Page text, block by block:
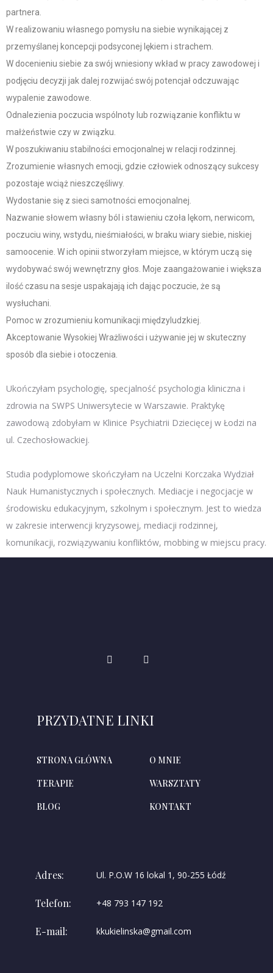
partnera.
W realizowaniu własnego pomysłu na siebie wynikającej z
przemyślanej koncepcji podsyconej lękiem i strachem.
W docenieniu siebie za swój wniesiony wkład w pracy zawodowej i
podjęciu decyzji jak dalej rozwijać swój potencjał odczuwając
wypalenie zawodowe.
Odnalezienia poczucia wspólnoty lub rozwiązanie konfliktu w
małżeństwie czy w związku.
W poszukiwaniu stabilności emocjonalnej w relacji rodzinnej.
Zrozumienie własnych emocji, gdzie człowiek odnoszący sukcesy
pozostaje wciąż nieszczęśliwy.
Wydostanie się z sieci samotności emocjonalnej.
Nazwanie słowem własny ból i stawieniu czoła lękom, nerwicom,
poczuciu winy, wstydu, nieśmiałości, w braku wiary siebie, niskiej
samoocenie. W ich opinii stworzyłam miejsce, w którym uczą się
wydobywać swój wewnętrzny głos. Moje zaangażowanie i większa
ilość czasu na sesje uspakajają ich dając poczucie, że są
wysłuchani.
Pomoc w zrozumieniu komunikacji międzyludzkiej.
Akceptowanie Wysokiej Wrażliwości i używanie jej w skuteczny
sposób dla siebie i otoczenia.
Ukończyłam psychologię, specjalność psychologia kliniczna i
zdrowia na SWPS Uniwersytecie w Warszawie. Praktykę
zawodową zdobyłam w Klinice Psychiatrii Dziecięcej w Łodzi na
ul. Czechosłowackiej.
Studia podyplomowe skończyłam na Uczelni Korczaka Wydział
Nauk Humanistycznych i społecznych. Mediacje i negocjacje w
środowisku edukacyjnym, szkolnym i społecznym. Jest to wiedza
w zakresie interwencji kryzysowej, mediacji rodzinnej,
komunikacji, rozwiązywaniu konfliktów, mobbing w miejscu pracy.
PRZYDATNE LINKI
STRONA GŁÓWNA
O MNIE
TERAPIE
WARSZTATY
BLOG
KONTAKT
Adres: Ul. P.O.W 16 lokal 1, 90-255 Łódź
Telefon: +48 793 147 192
E-mail: kkukielinska@gmail.com